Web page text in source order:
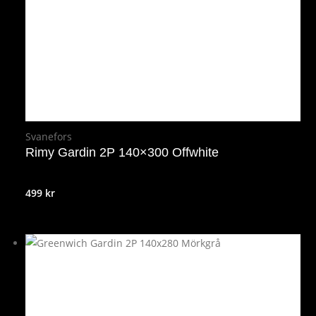
Svanefors
Rimy Gardin 2P 140×300 Offwhite
499 kr